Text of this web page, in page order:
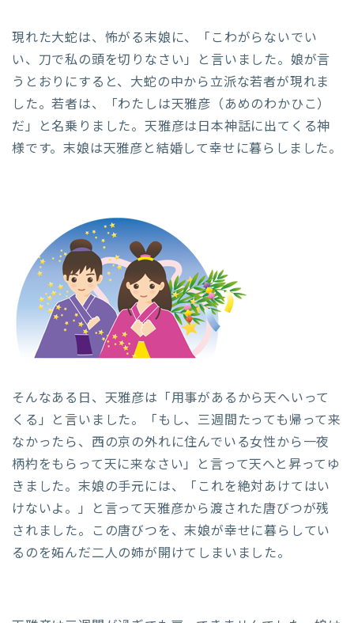
現れた大蛇は、怖がる末娘に、「こわがらないでい
い、刀で私の頭を切りなさい」と言いました。娘が言
うとおりにすると、大蛇の中から立派な若者が現れま
した。若者は、「わたしは天雅彦（あめのわかひこ）
だ」と名乗りました。天雅彦は日本神話に出てくる神
様です。末娘は天雅彦と結婚して幸せに暮らしました。
そんなある日、天雅彦は「用事があるから天へいって
くる」と言いました。「もし、三週間たっても帰って来
なかったら、西の京の外れに住んでいる女性から一夜
柄杓をもらって天に来なさい」と言って天へと昇ってゆ
きました。末娘の手元には、「これを絶対あけてはい
けないよ。」と言って天雅彦から渡された唐びつが残
されました。この唐びつを、末娘が幸せに暮らしてい
るのを妬んだ二人の姉が開けてしまいました。